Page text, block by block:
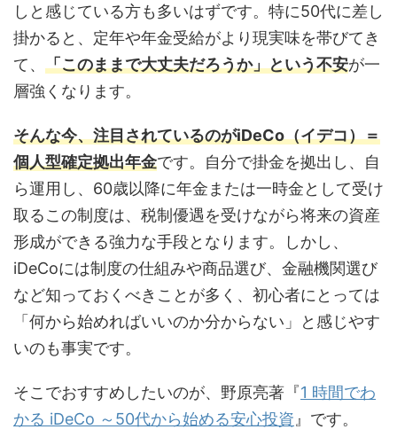
しと感じている方も多いはずです。特に50代に差し
掛かると、定年や年金受給がより現実味を帯びてき
て、 「このままで大丈夫だろうか」という不安が一
層強くなります。
そんな今、注目されているのがiDeCo（イデコ）＝
個人型確定拠出年金です。自分で掛金を拠出し、自
ら運用し、60歳以降に年金または一時金として受け
取るこの制度は、税制優遇を受けながら将来の資産
形成ができる強力な手段となります。しかし、
iDeCoには制度の仕組みや商品選び、金融機関選び
など知っておくべきことが多く、初心者にとっては
「何から始めればいいのか分からない」と感じやす
いのも事実です。
そこでおすすめしたいのが、野原亮著『1 時間でわ
かる iDeCo ～50代から始める安心投資 』です。